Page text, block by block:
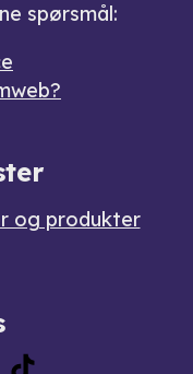
spørsmål:
og produkter